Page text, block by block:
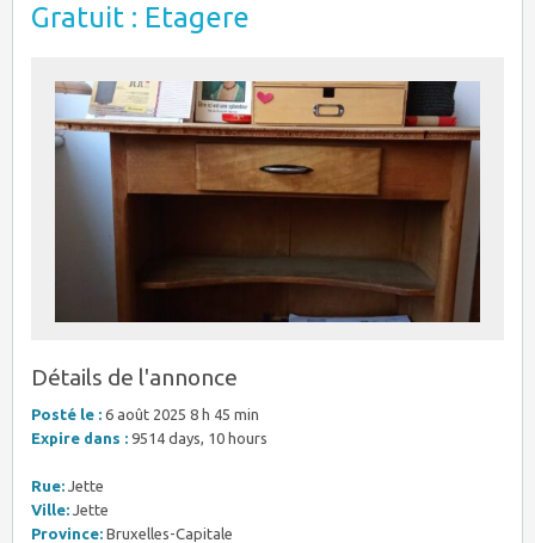
Gratuit : Etagere
Détails de l'annonce
Posté le : 6 août 2025 8 h 45 min
Expire dans : 9514 days, 10 hours
Rue: Jette
Ville: Jette
Province: Bruxelles-Capitale